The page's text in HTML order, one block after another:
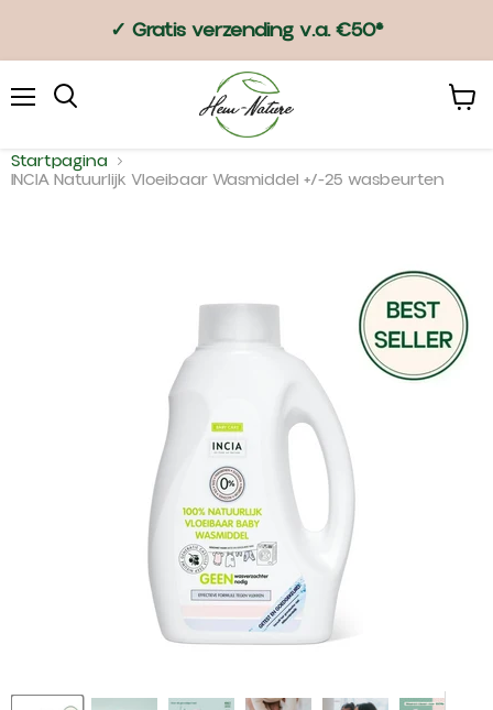
Alleen deze week: 2+1 deodorant
Startpagina
INCIA Natuurlijk Vloeibaar Wasmiddel +/-25 wasbeurten